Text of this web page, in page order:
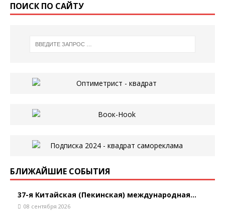
ПОИСК ПО САЙТУ
БЛИЖАЙШИЕ СОБЫТИЯ
37-я Китайская (Пекинская) международная...
08 сентября 2026